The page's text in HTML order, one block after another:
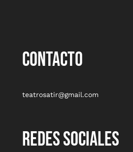
CONTACTO
teatrosatir@gmail.com
REDES SOCIALES